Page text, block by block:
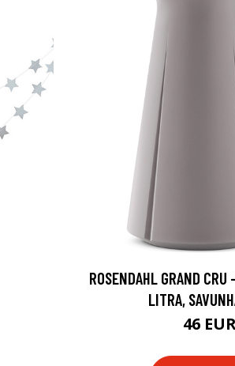
ROSENDAHL GRAND CRU
LITRA,
46